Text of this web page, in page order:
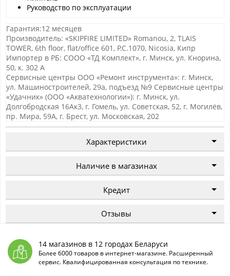
Руководство по эксплуатации
Гарантия:12 месяцев
Производитель: «SKIPFIRE LIMITED» Romanou, 2, TLAIS
TOWER, 6th floor, flat/office 601, P.C.1070, Nicosia, Кипр
Импортер в РБ: СООО «ТД Комплект», г. Минск, ул. Кнорина,
50, к. 302 А
Сервисные центры ООО «Ремонт инструмента»: г. Минск,
ул. Машиностроителей, 29а, подъезд №9 Сервисные центры
«Удачник» (ООО «Акватехнологии»): г. Минск, ул.
Долгобродская 16Ак3, г. Гомель, ул. Советская, 52, г. Могилёв,
пр. Мира, 59А, г. Брест, ул. Московская, 202
Характеристики
Наличие в магазинах
Кредит
Отзывы
14 магазинов в 12 городах Беларуси
Более 6000 товаров в интернет-магазине. Расширенный
сервис. Квалифицированная консультация по технике.